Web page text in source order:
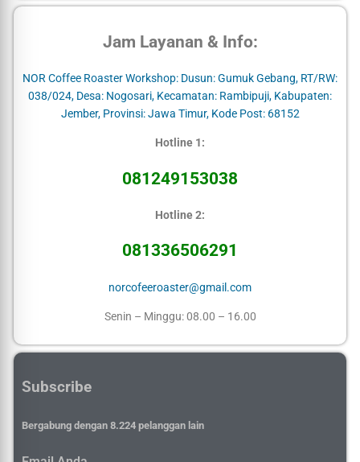
Jam Layanan & Info:
NOR Coffee Roaster Workshop: Dusun: Gumuk Gebang, RT/RW:
038/024, Desa: Nogosari, Kecamatan: Rambipuji, Kabupaten:
Jember, Provinsi: Jawa Timur, Kode Post: 68152
Hotline 1:
081249153038
Hotline 2:
081336506291
norcofeeroaster@gmail.com
Senin – Minggu: 08.00 – 16.00
Subscribe
Bergabung dengan 8.224 pelanggan lain